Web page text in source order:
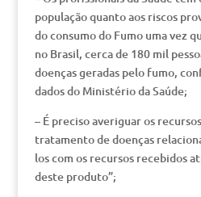
população quanto aos riscos
do consumo do Fumo uma vez
no Brasil, cerca de 180 mil
doenças geradas pelo fumo,
dados do Ministério da Saúde;
– É preciso averiguar os
tratamento de doenças
los com os recursos recebidos
deste produto”;